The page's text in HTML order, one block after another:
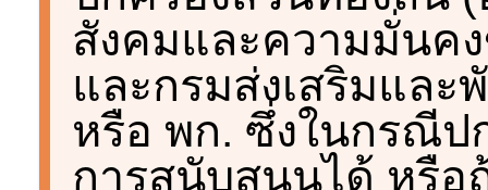
สังคมและความมั่นค
และกรมส่งเสริมแล
หรือ พก. ซึ่งในกรณี
การสนับสนุนได้ หรือ